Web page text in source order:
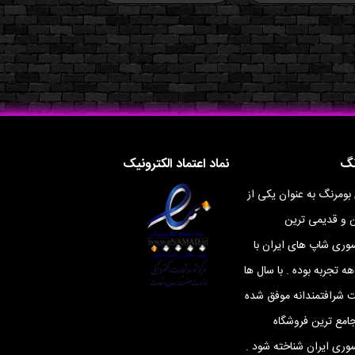
نماد اعتماد الکترونیک
بومرنگ به عنوان یکی از
و قدیمی ترین
شاپ های ایران با
تجربه بوده . با سال ها
شرافتمندانه موفق شده
ترین فروشگاه
ایران شناخته شود .